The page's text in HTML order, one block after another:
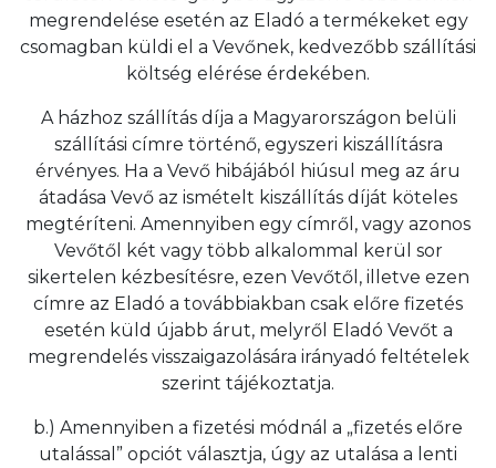
megrendelése esetén az Eladó a termékeket egy
csomagban küldi el a Vevőnek, kedvezőbb szállítási
költség elérése érdekében.
A házhoz szállítás díja a Magyarországon belüli
szállítási címre történő, egyszeri kiszállításra
érvényes. Ha a Vevő hibájából hiúsul meg az áru
átadása Vevő az ismételt kiszállítás díját köteles
megtéríteni. Amennyiben egy címről, vagy azonos
Vevőtől két vagy több alkalommal kerül sor
sikertelen kézbesítésre, ezen Vevőtől, illetve ezen
címre az Eladó a továbbiakban csak előre fizetés
esetén küld újabb árut, melyről Eladó Vevőt a
megrendelés visszaigazolására irányadó feltételek
szerint tájékoztatja.
b.) Amennyiben a fizetési módnál a „fizetés előre
utalással” opciót választja, úgy az utalása a lenti